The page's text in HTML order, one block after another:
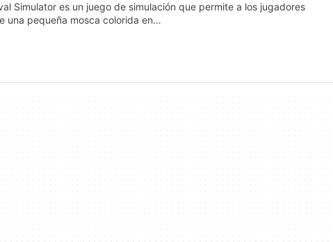
Simulator es un juego de simulación que permite a los jugadores
una pequeña mosca colorida en…